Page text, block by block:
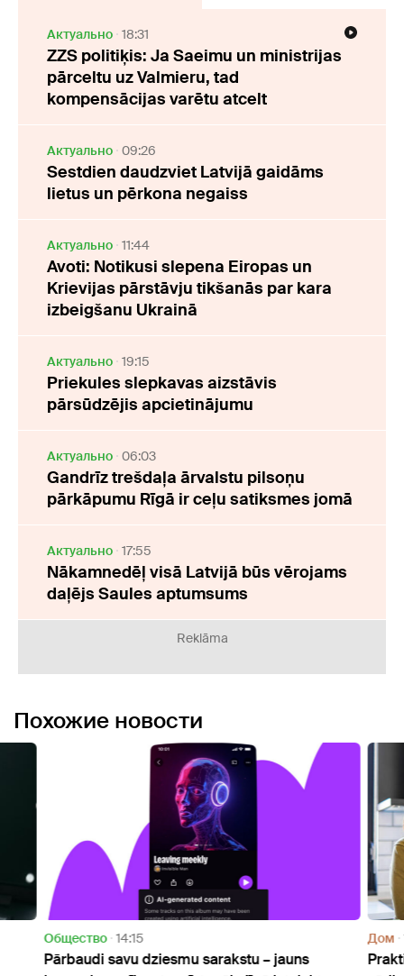
Актуально 18:31
ZZS politiķis: Ja Saeimu un ministrijas
pārceltu uz Valmieru, tad
kompensācijas varētu atcelt
Актуально 09:26
Sestdien daudzviet Latvijā gaidāms
lietus un pērkona negaiss
Актуально 11:44
Avoti: Notikusi slepena Eiropas un
Krievijas pārstāvju tikšanās par kara
izbeigšanu Ukrainā
Актуально 19:15
Priekules slepkavas aizstāvis
pārsūdzējis apcietinājumu
Актуально 06:03
Gandrīz trešdaļa ārvalstu pilsoņu
pārkāpumu Rīgā ir ceļu satiksmes jomā
Актуально 17:55
Nākamnedēļ visā Latvijā būs vērojams
daļējs Saules aptumsums
Reklāma
Похожие новости
Oбщество 14:15
Pārbaudi savu dziesmu sarakstu – jauns
Дом